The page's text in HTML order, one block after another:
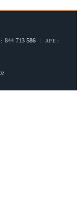
844 713 586 APE :